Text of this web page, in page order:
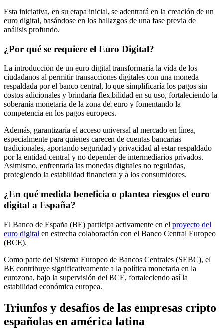
Esta iniciativa, en su etapa inicial, se adentrará en la creación de un
euro digital, basándose en los hallazgos de una fase previa de
análisis profundo.
¿Por qué se requiere el Euro Digital?
La introducción de un euro digital transformaría la vida de los
ciudadanos al permitir transacciones digitales con una moneda
respaldada por el banco central, lo que simplificaría los pagos sin
costos adicionales y brindaría flexibilidad en su uso, fortaleciendo la
soberanía monetaria de la zona del euro y fomentando la
competencia en los pagos europeos.
Además, garantizaría el acceso universal al mercado en línea,
especialmente para quienes carecen de cuentas bancarias
tradicionales, aportando seguridad y privacidad al estar respaldado
por la entidad central y no depender de intermediarios privados.
Asimismo, enfrentaría las monedas digitales no reguladas,
protegiendo la estabilidad financiera y a los consumidores.
¿En qué medida beneficia o plantea riesgos el euro
digital a España?
El Banco de España (BE) participa activamente en el proyecto del
euro digital en estrecha colaboración con el Banco Central Europeo
(BCE).
Como parte del Sistema Europeo de Bancos Centrales (SEBC), el
BE contribuye significativamente a la política monetaria en la
eurozona, bajo la supervisión del BCE, fortaleciendo así la
estabilidad económica europea.
Triunfos y desafíos de las empresas cripto
españolas en américa latina